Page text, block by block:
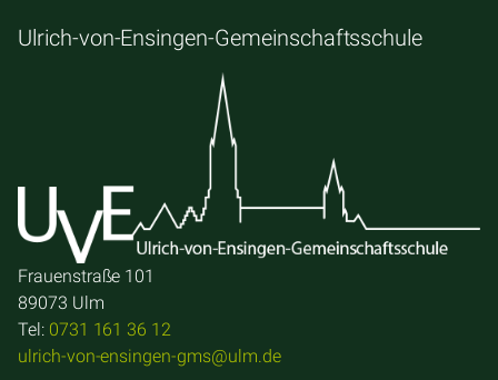
Ulrich-von-Ensingen-Gemeinschaftsschule
Frauenstraße 101
89073 Ulm
Tel: 0731 161 36 12
ulrich-von-ensingen-gms@ulm.de